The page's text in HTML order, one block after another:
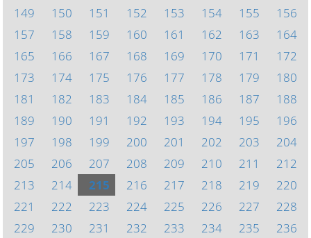
149
150 151 152 153 154 155
156
157
158 159 160 161 162 163
164
165
166 167 168 169 170 171
172
173
174 175 176 177 178 179
180
181
182 183 184 185 186 187
188
189
190 191 192 193 194 195
196
197
198 199 200 201 202 203
204
205
206 207 208 209 210 211
212
213
214 215 216 217 218 219
220
221
222 223 224 225 226 227
228
229
230 231 232 233 234 235
236